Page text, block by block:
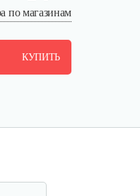
по магазинам
КУПИТЬ
Смотреть